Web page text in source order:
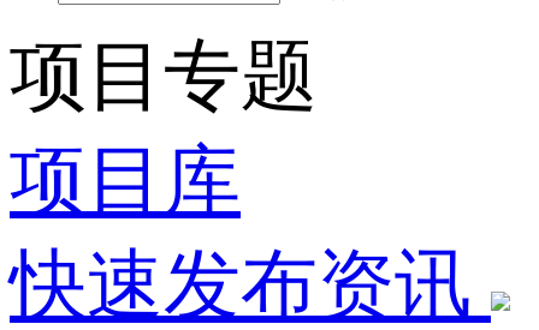
项目专题
项目库
快速发布资讯